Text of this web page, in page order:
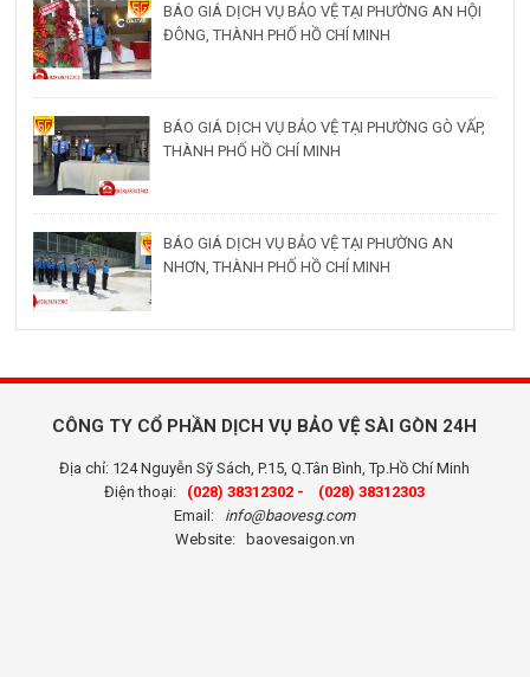
BÁO GIÁ DỊCH VỤ BẢO VỆ TẠI PHƯỜNG AN HỘI
ĐÔNG, THÀNH PHỐ HỒ CHÍ MINH
BÁO GIÁ DỊCH VỤ BẢO VỆ TẠI PHƯỜNG GÒ VẤP,
THÀNH PHỐ HỒ CHÍ MINH
BÁO GIÁ DỊCH VỤ BẢO VỆ TẠI PHƯỜNG AN
NHƠN, THÀNH PHỐ HỒ CHÍ MINH
CÔNG TY CỔ PHẦN DỊCH VỤ BẢO VỆ SÀI GÒN 24H
Địa chỉ: 124 Nguyễn Sỹ Sách, P.15, Q.Tân Bình, Tp.Hồ Chí Minh
Điện thoại: (028) 38312302 -
(028) 38312303
Email: info@baovesg.com
Website: baovesaigon.vn